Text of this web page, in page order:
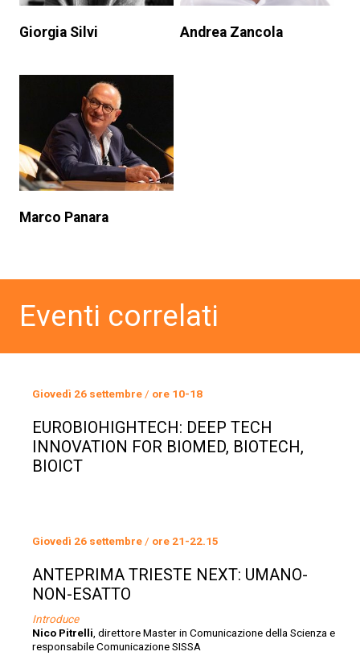
Giorgia Silvi Andrea Zancola
Marco Panara
Eventi correlati
Giovedì 26 settembre / ore 10-18
EUROBIOHIGHTECH: DEEP TECH
INNOVATION FOR BIOMED, BIOTECH,
BIOICT
Giovedì 26 settembre / ore 21-22.15
ANTEPRIMA TRIESTE NEXT: UMANO-
NON-ESATTO
Introduce
Nico Pitrelli , direttore Master in Comunicazione della Scienza e
responsabile Comunicazione SISSA